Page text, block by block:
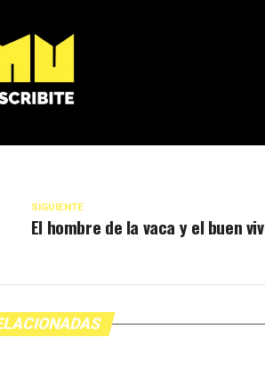
SIGUIENTE
El hombre de la vaca y el buen